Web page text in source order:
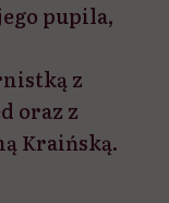
pupila,
z
oraz z
Kraińską.